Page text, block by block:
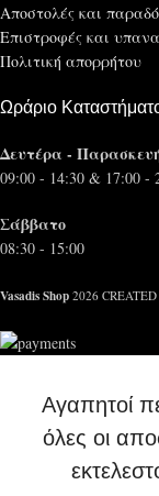
Αποστολές και
Επιστροφές και
Πολιτική απορρήτου
Ωράριο
Δευτέρα -
09:00 - 14:30 & 17:00 -
Σάββατο
08:30 - 15:00
Vasadis Shop 2026
Αγαπητοί
όλες οι